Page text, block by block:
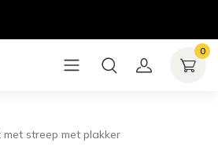
0
streep met plakker